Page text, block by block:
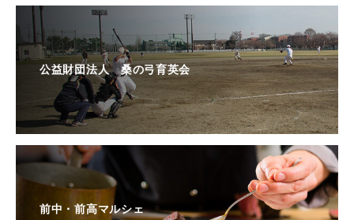
公益財団法人 桑の弓育英会
前中・前高マルシェ